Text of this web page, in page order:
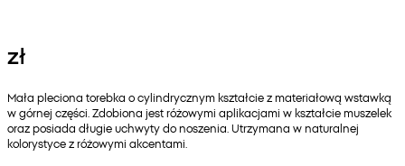
zł
Mała pleciona torebka o cylindrycznym kształcie z materiałową wstawką
w górnej części. Zdobiona jest różowymi aplikacjami w kształcie muszelek
oraz posiada długie uchwyty do noszenia. Utrzymana w naturalnej
kolorystyce z różowymi akcentami.